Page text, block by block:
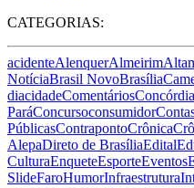
CATEGORIAS:
acidenteAlenquerAlmeirim
NotíciaBrasil NovoBrasília
diacidadeComentários
ParáConcursoconsumidor
PúblicasContrapontoCrônica
AlepaDireto de BrasíliaEdital
CulturaEnqueteEsporteEventos
SlideFaroHumorInfraestrutura